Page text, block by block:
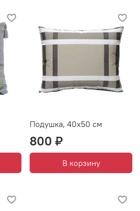
Подушка, 40х50 см
800 ₽
В корзину